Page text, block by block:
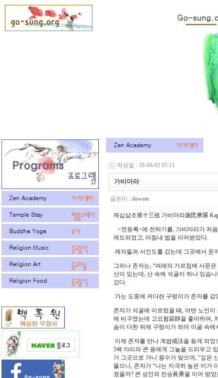
작성일 : 18-08-02 05:11
가비마라
글쓴이 : dowon
제십삼조第十三祖 가비마라迦毘摩羅
<전등록>에 전하기를, 가비마라가 처
제도되었고, 마침내 법을 이어받았다.
제자들과 서인도롤 갔는데 그곳에서 운
그러나 존자는, “여래의 가르침에 사문
산이 있는데, 산 속에 석굴이 하나 있습
갔다.
가는 도중에 커다란 구렁이가 존자를
존자가 석굴에 이르렀을 때, 어떤 노인
에 비구였는데 고요함寂靜을 좋아하여,
숨이 다한 뒤에 구렁이가 되어 이굴 속에
이제 존자를 만나 계법戒法을 듣게 되었
5백 마리의 큰 용에게 그늘을 드리우고
가 그곳으로 가니 용수가 맞으며, “깊은
물으니, 존자가 “나는 지극히 높은 이가
졌을까? 큰 성인의 진승眞乘을 이어 받